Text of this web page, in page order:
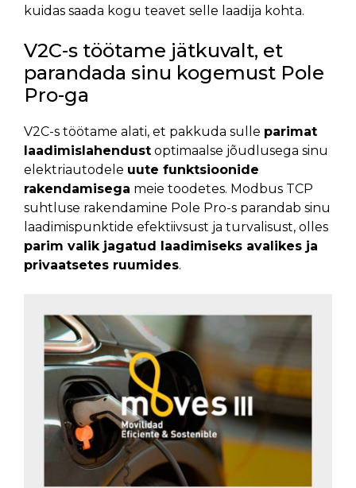
kuidas saada kogu teavet selle laadija kohta.
V2C-s töötame jätkuvalt, et
parandada sinu kogemust Pole
Pro-ga
V2C-s töötame alati, et pakkuda sulle parimat
laadimislahendust optimaalse jõudlusega sinu
elektriautodele uute funktsioonide
rakendamisega meie toodetes. Modbus TCP
suhtluse rakendamine Pole Pro-s parandab sinu
laadimispunktide efektiivsust ja turvalisust, olles
parim valik jagatud laadimiseks avalikes ja
privaatsetes ruumides.